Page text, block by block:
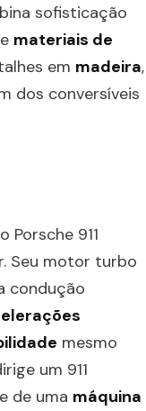
sofisticação
materiais de
em madeira,
dos conversíveis
Porsche 911
Seu motor turbo
condução
mesmo
um 911
de uma máquina